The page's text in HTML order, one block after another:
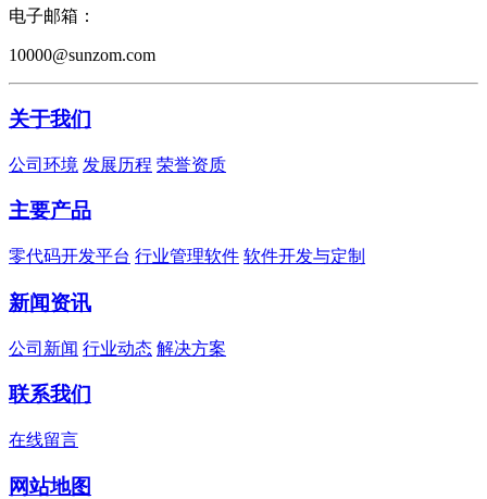
电子邮箱：
10000@sunzom.com
关于我们
公司环境 发展历程 荣誉资质
主要产品
零代码开发平台 行业管理软件 软件开发与定制
新闻资讯
公司新闻 行业动态 解决方案
联系我们
在线留言
网站地图